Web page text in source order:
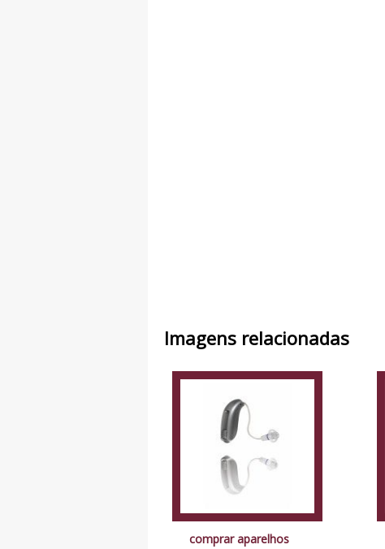
Imagens relacionadas
comprar aparelhos